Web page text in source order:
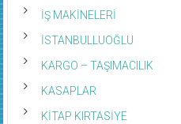
İŞ MAKİNELERİ
İSTANBULLUOĞLU
KARGO – TAŞIMACILIK
KASAPLAR
KİTAP KIRTASİYE